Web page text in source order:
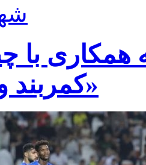
8
همکاری با